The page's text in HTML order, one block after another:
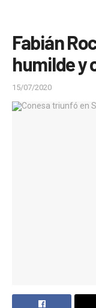
Fabián
humilde y
15/07/2020